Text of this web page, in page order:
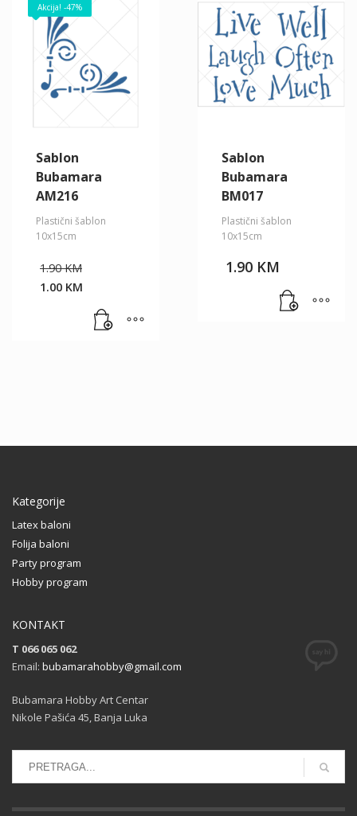
Akcija! -47%
Sablon
Bubamara
AM216
Plastični šablon
10x15cm
1.90KM
1.90 KM.
1.00 KM
Sablon
Bubamara
BM017
Plastični šablon
10x15cm
1.90 KM
Kategorije
Latex baloni
Folija baloni
Party program
Hobby program
KONTAKT
T 066 065 062
Email: bubamarahobby@gmail.com
Bubamara Hobby Art Centar
Nikole Pašića 45, Banja Luka